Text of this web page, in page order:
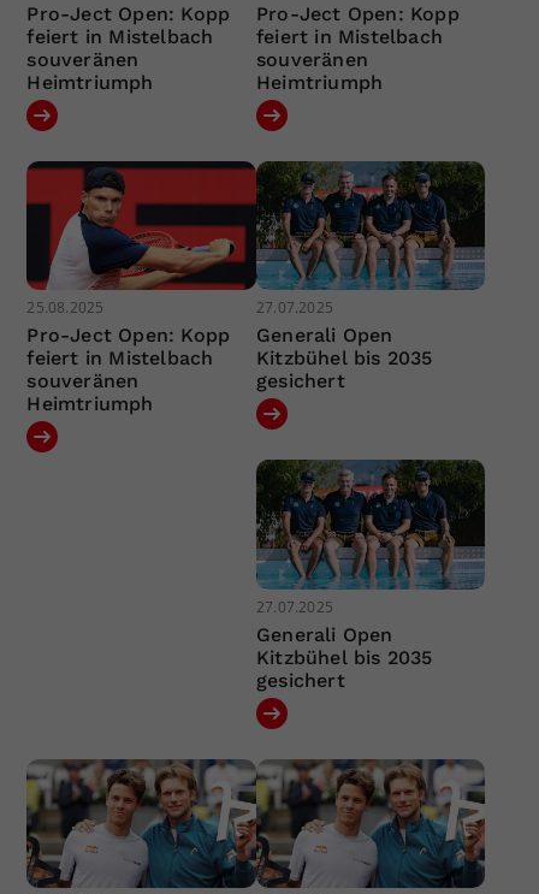
Pro-Ject Open: Kopp
feiert in Mistelbach
souveränen
Heimtriumph
Pro-Ject Open: Kopp
feiert in Mistelbach
souveränen
Heimtriumph
25.08.2025
Pro-Ject Open: Kopp
feiert in Mistelbach
souveränen
Heimtriumph
27.07.2025
Generali Open
Kitzbühel bis 2035
gesichert
27.07.2025
Generali Open
Kitzbühel bis 2035
gesichert